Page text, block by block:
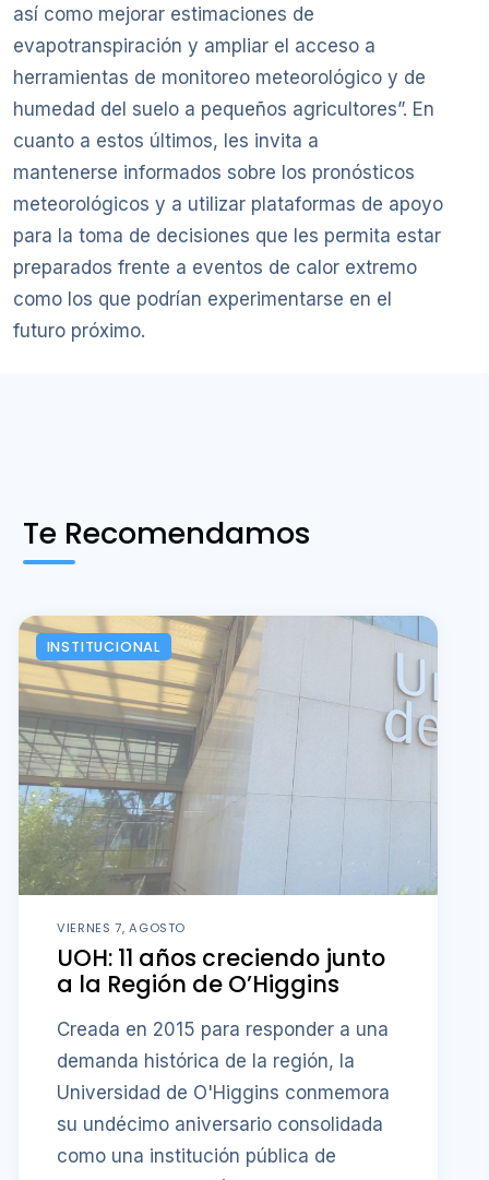
así como mejorar estimaciones de
evapotranspiración y ampliar el acceso a
herramientas de monitoreo meteorológico y de
humedad del suelo a pequeños agricultores”. En
cuanto a estos últimos, les invita a
mantenerse informados sobre los pronósticos
meteorológicos y a utilizar plataformas de apoyo
para la toma de decisiones que les permita estar
preparados frente a eventos de calor extremo
como los que podrían experimentarse en el
futuro próximo.
Te Recomendamos
INSTITUCIONAL
VIERNES 7, AGOSTO
UOH: 11 años creciendo junto
a la Región de O’Higgins
Creada en 2015 para responder a una
demanda histórica de la región, la
Universidad de O'Higgins conmemora
su undécimo aniversario consolidada
como una institución pública de